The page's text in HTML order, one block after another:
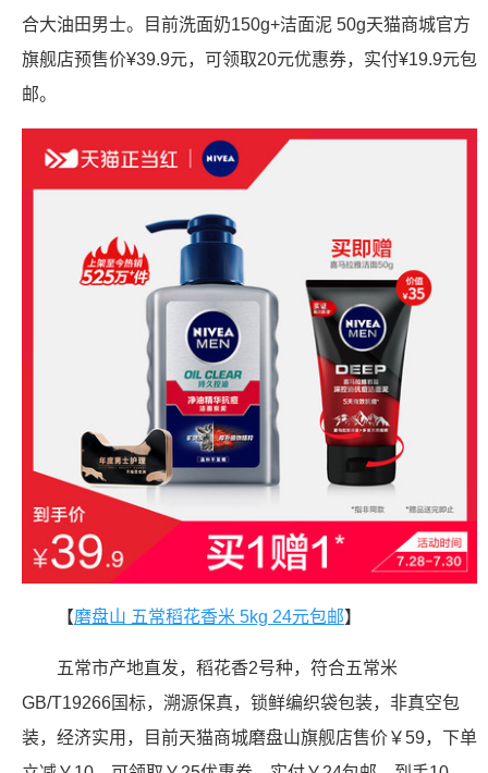
合大油田男士。目前洗面奶150g+洁面泥 50g天猫商城官方
旗舰店预售价¥39.9元，可领取20元优惠券，实付¥19.9元包
邮。
【磨盘山 五常稻花香米 5kg 24元包邮】
五常市产地直发，稻花香2号种，符合五常米
GB/T19266国标，溯源保真，锁鲜编织袋包装，非真空包
装，经济实用，目前天猫商城磨盘山旗舰店售价￥59，下单